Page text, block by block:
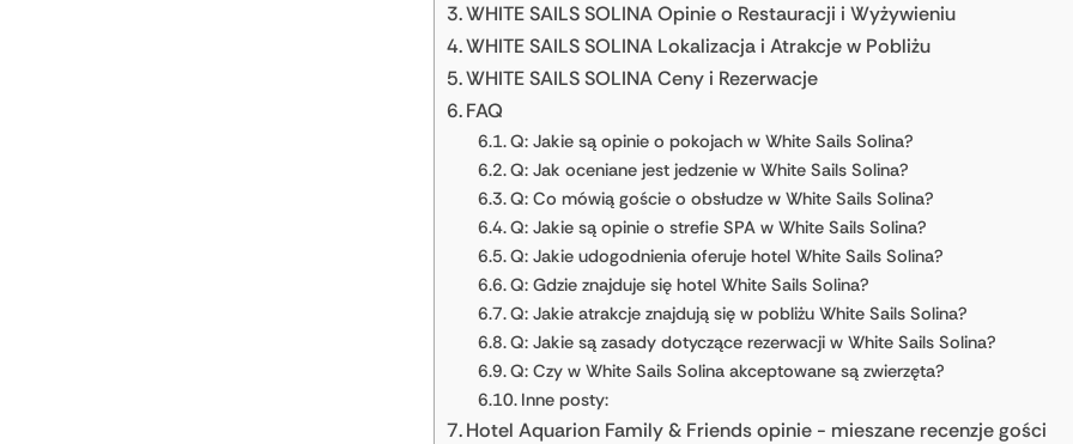
WHITE SAILS SOLINA Opinie o Restauracji i Wyżywieniu
WHITE SAILS SOLINA Lokalizacja i Atrakcje w Pobliżu
WHITE SAILS SOLINA Ceny i Rezerwacje
FAQ
Q: Jakie są opinie o pokojach w White Sails Solina?
Q: Jak oceniane jest jedzenie w White Sails Solina?
Q: Co mówią goście o obsłudze w White Sails Solina?
Q: Jakie są opinie o strefie SPA w White Sails Solina?
Q: Jakie udogodnienia oferuje hotel White Sails Solina?
Q: Gdzie znajduje się hotel White Sails Solina?
Q: Jakie atrakcje znajdują się w pobliżu White Sails Solina?
Q: Jakie są zasady dotyczące rezerwacji w White Sails Solina?
Q: Czy w White Sails Solina akceptowane są zwierzęta?
Inne posty:
Hotel Aquarion Family & Friends opinie - mieszane recenzje gości